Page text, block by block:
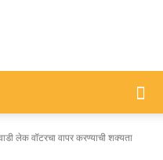
लेक वॉटरचा वापर करण्याची शक्यता